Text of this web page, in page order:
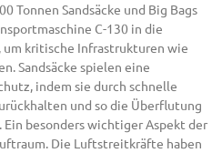
Tonnen Sandsäcke und Big Bags
C-130 in die
kritische Infrastrukturen wie
Sandsäcke spielen eine
indem sie durch schnelle
und so die Überflutung
besonders wichtiger Aspekt der
Die Luftstreitkräfte haben